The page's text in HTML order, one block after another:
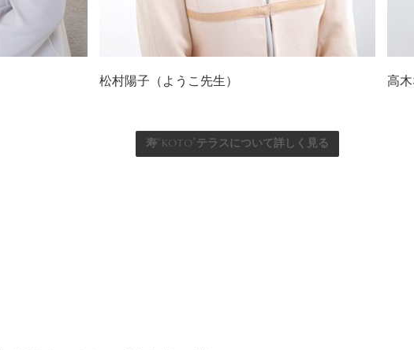
松村陽子（ようこ先生） 高
寿“koto”テラスについて詳しく見る